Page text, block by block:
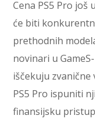
Cena PS5 Pro još
će biti
prethodnih
novinari u
iščekuju zvanične
PS5 Pro ispuniti
finansijsku